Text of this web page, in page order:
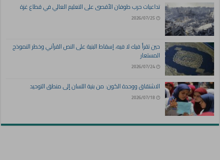
تداعيات حرب طوفان الأقصى على التعليم العالي في قطاع غزة
2026/07/25
حين تقرأ فيك لا فيه، إسقاط البنية على النص القرآني وخطر النموذج
المستعار
2026/07/24
الاشتقاق ووحدة الكون: من بنية اللسان إلى منطق التوحيد
2026/07/18